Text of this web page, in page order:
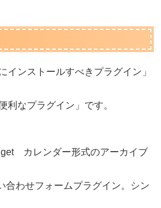
インストールすべきプラグイン」
利なプラグイン」です。
カレンダー形式のアーカイブ
わせフォームプラグイン。シン